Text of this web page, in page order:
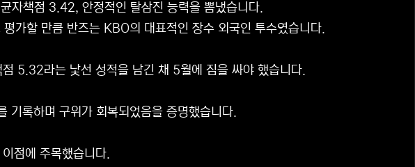
자책점 3.42, 안정적인 탈삼진 능력을 뽐냈습니다.
가할 만큼 반즈는 KBO의 대표적인 장수 외국인 투수였습니다.
5.32라는 낯선 성적을 남긴 채 5월에 짐을 싸야 했습니다.
기록하며 구위가 회복되었음을 증명했습니다.
점에 주목했습니다.